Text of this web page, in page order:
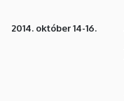
2014. október 14-16.